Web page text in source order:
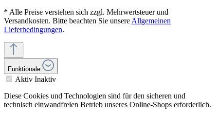
* Alle Preise verstehen sich zzgl. Mehrwertsteuer und
Versandkosten. Bitte beachten Sie unsere Allgemeinen
Lieferbedingungen.
Funktionale
Aktiv Inaktiv
Diese Cookies und Technologien sind für den sicheren und
technisch einwandfreien Betrieb unseres Online-Shops erforderlich.